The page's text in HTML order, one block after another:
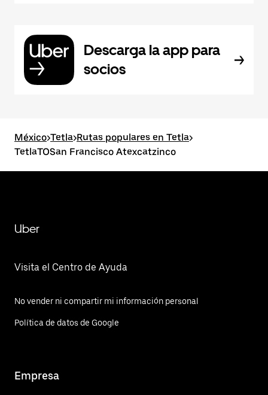
Descarga la app para
socios
México>Tetla>Rutas populares en Tetla>
TetlaTOSan Francisco Atexcatzinco
Uber
Visita el Centro de Ayuda
No vender ni compartir mi información personal
Política de datos de Google
Empresa